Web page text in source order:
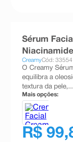
teste gravidez
10ºesmalte
Sérum
CreamyCód: 33554
O Creamy
equilibra a
textura da pele,...
Mais opções:
R$